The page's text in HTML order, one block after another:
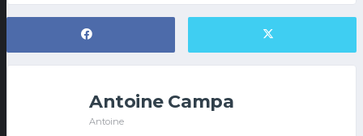
Antoine Campa
Antoine